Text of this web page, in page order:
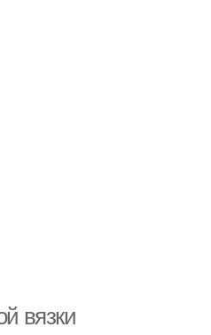
вязки